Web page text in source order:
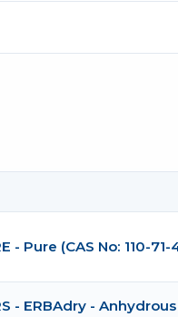
- Pure (CAS No: 110-71-
- ERBAdry -